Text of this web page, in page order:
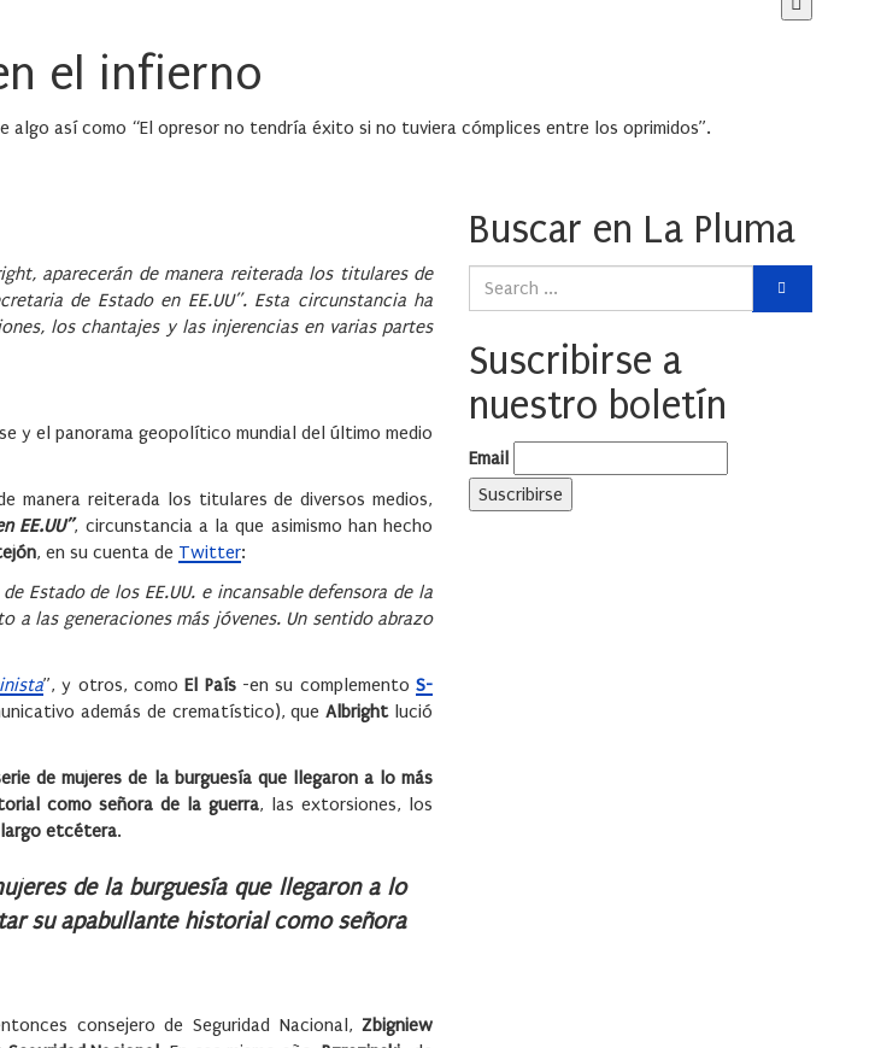
el infierno
algo así como “El opresor no tendría éxito si no tuviera cómplices entre los oprimidos”.
aparecerán de manera reiterada los titulares de
de Estado en EE.UU”. Esta circunstancia ha
los chantajes y las injerencias en varias partes
y el panorama geopolítico mundial del último medio
manera reiterada los titulares de diversos medios,
EE.UU”, circunstancia a la que asimismo han hecho
, en su cuenta de Twitter:
Estado de los EE.UU. e incansable defensora de la
a las generaciones más jóvenes. Un sentido abrazo
”, y otros, comoEl País-en su complementoS-
además de crematístico), queAlbrightlució
de mujeres de la burguesía que llegaron a lo más
como señora de la guerra, las extorsiones, los
etcétera.
de la burguesía que llegaron a lo
su apabullante historial como señora
consejero de Seguridad Nacional,Zbigniew
Buscar en La Pluma
Suscribirse a
nuestro boletín
Email